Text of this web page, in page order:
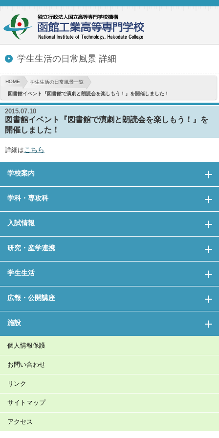
学生生活の日常風景 詳細
HOME 学生生活の日常風景一覧
図書館イベント『図書館で演劇と朗読会を楽しもう！』を開催しました！
2015.07.10
図書館イベント『図書館で演劇と朗読会を楽しもう！』を
開催しました！
詳細は こちら
学校案内
学科・専攻科
入試情報
研究・産学連携
学生生活
広報・公開講座
施設
個人情報保護
お問い合わせ
リンク
サイトマップ
アクセス